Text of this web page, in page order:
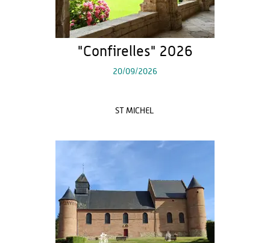
"Confirelles" 2026
20/09/2026
ST MICHEL